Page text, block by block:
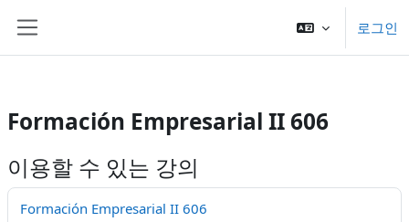
메인 콘텐츠로 건너뛰기
로그인
Formación Empresarial II 606
이용할 수 있는 강의
Formación Empresarial II 606